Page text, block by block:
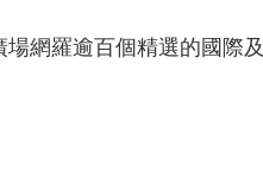
網羅逾百個精選的國際及